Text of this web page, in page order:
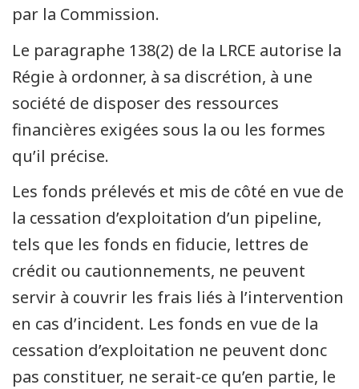
par la Commission.
Le paragraphe 138(2) de la LRCE autorise la
Régie à ordonner, à sa discrétion, à une
société de disposer des ressources
financières exigées sous la ou les formes
qu’il précise.
Les fonds prélevés et mis de côté en vue de
la cessation d’exploitation d’un pipeline,
tels que les fonds en fiducie, lettres de
crédit ou cautionnements, ne peuvent
servir à couvrir les frais liés à l’intervention
en cas d’incident. Les fonds en vue de la
cessation d’exploitation ne peuvent donc
pas constituer, ne serait-ce qu’en partie, le